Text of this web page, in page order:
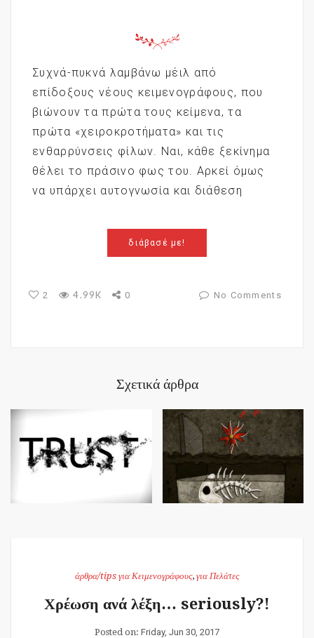
Συχνά-πυκνά λαμβάνω μέιλ από
επίδοξους νέους κειμενογράφους, που
βιώνουν τα πρώτα τους κείμενα, τα
πρώτα «χειροκροτήματα» και τις
ενθαρρύνσεις φίλων. Ναι, κάθε ξεκίνημα
θέλει το πράσινο φως του. Αρκεί όμως
να υπάρχει αυτογνωσία και διάθεση
διάβασέ με!
2 4.99K 0 No Comments
Σχετικά άρθρα
άρθρα/tips για Κειμενογράφους, για Πελάτες
Χρέωση ανά λέξη… seriously?!
Posted on: Friday, Jun 30, 2017